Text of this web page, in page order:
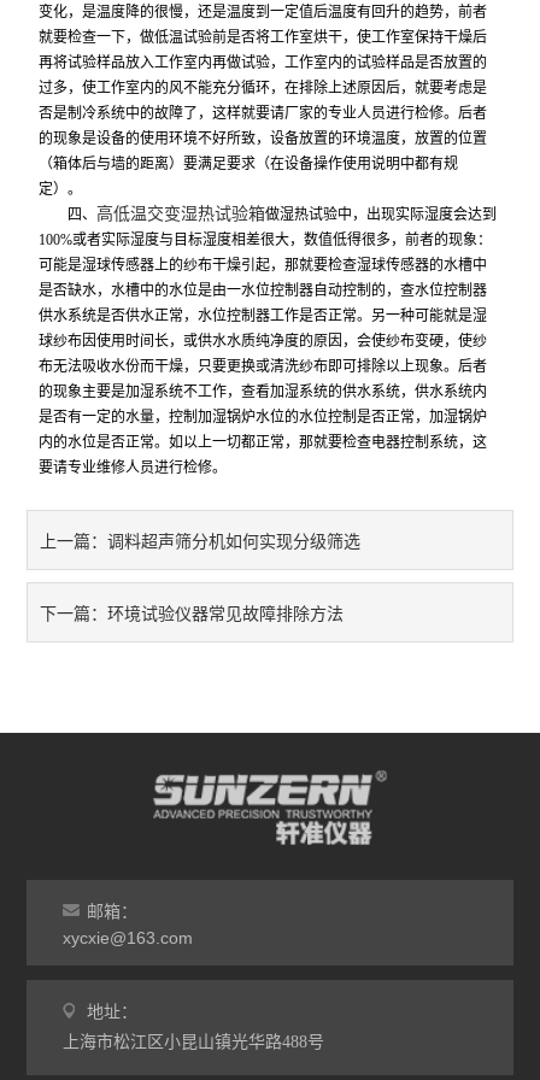
振动试验机
耐磨试验机
疲劳寿命试验机
点击划线试验机
弯折试验机
热变形温度测定仪
熔融指数测定仪
电子产品类仪器
线缆/线材类仪器
纸/纸板/纸箱类仪器
变化，是温度降的很慢，还是温度到一定值后温度有回升的趋势，前者
就要检查一下，做低温试验前是否将工作室烘干，使工作室保持干燥后
再将试验样品放入工作室内再做试验，工作室内的试验样品是否放置的
过多，使工作室内的风不能充分循环，在排除上述原因后，就要考虑是
否是制冷系统中的故障了，这样就要请厂家的专业人员进行检修。后者
的现象是设备的使用环境不好所致，设备放置的环境温度，放置的位置
（箱体后与墙的距离）要满足要求（在设备操作使用说明中都有规
定）。
四、 高低温交变湿热试验箱做湿热试验中，出现实际湿度会达到
100%或者实际湿度与目标湿度相差很大，数值低得很多，前者的现象：
可能是湿球传感器上的纱布干燥引起，那就要检查湿球传感器的水槽中
是否缺水，水槽中的水位是由一水位控制器自动控制的，查水位控制器
供水系统是否供水正常，水位控制器工作是否正常。另一种可能就是湿
球纱布因使用时间长，或供水水质纯净度的原因，会使纱布变硬，使纱
布无法吸收水份而干燥，只要更换或清洗纱布即可排除以上现象。后者
的现象主要是加湿系统不工作，查看加湿系统的供水系统，供水系统内
是否有一定的水量，控制加湿锅炉水位的水位控制是否正常，加湿锅炉
内的水位是否正常。如以上一切都正常，那就要检查电器控制系统，这
要请专业维修人员进行检修。
上一篇：调料超声筛分机如何实现分级筛选
下一篇：环境试验仪器常见故障排除方法
邮箱：
xycxie@163.com
地址：
上海市松江区小昆山镇光华路488号